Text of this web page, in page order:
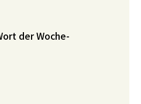
der Woche-